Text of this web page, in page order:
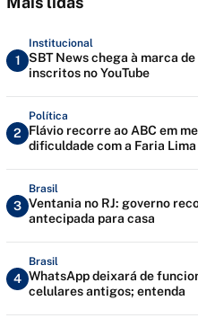
1
Institucional
SBT News chega à marca
inscritos no YouTube
2
Política
Flávio recorre ao ABC em
dificuldade com a Faria Lima
3
Brasil
Ventania no RJ: governo
antecipada para casa
4
Brasil
WhatsApp deixará de
celulares antigos; entenda